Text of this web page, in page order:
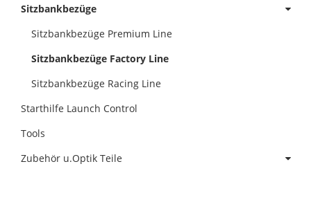
Sitzbankbezüge
Sitzbankbezüge Premium Line
Sitzbankbezüge Factory Line
Sitzbankbezüge Racing Line
Starthilfe Launch Control
Tools
Zubehör u.Optik Teile